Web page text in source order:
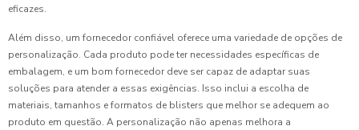
eficazes.
Além disso, um fornecedor confiável oferece uma variedade de opções de
personalização. Cada produto pode ter necessidades específicas de
embalagem, e um bom fornecedor deve ser capaz de adaptar suas
soluções para atender a essas exigências. Isso inclui a escolha de
materiais, tamanhos e formatos de blisters que melhor se adequem ao
produto em questão. A personalização não apenas melhora a